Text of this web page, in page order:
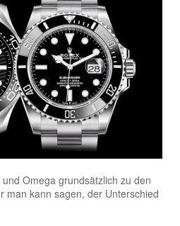
Omega grundsätzlich zu den
man kann sagen, der Unterschied